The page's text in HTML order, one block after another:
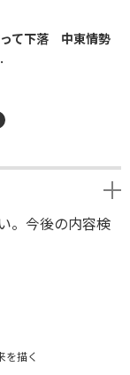
って下落 中東情勢
。今後の内容検
を描く